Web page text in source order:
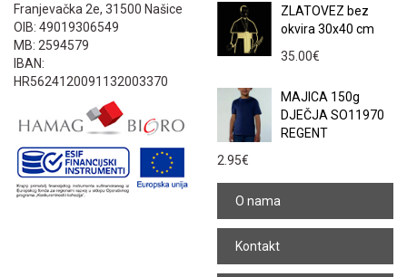
Franjevačka 2e, 31500 Našice
OIB: 49019306549
MB: 2594579
IBAN:
HR5624120091132003370
ZLATOVEZ bez
okvira 30x40 cm
35.00€
MAJICA 150g
DJEČJA SO11970
REGENT
2.95€
O nama
Kontakt